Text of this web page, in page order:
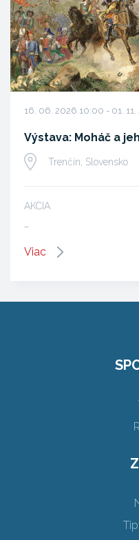
16. 06. 2026 10:00 - 01.
Výstava: Moháč a
Trenčín, Slovensko
AKCIA
…
Viac